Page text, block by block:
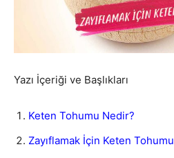
Yazı İçeriği ve Başlıkları
Keten Tohumu Nedir?
Zayıflamak İçin Keten Tohumu